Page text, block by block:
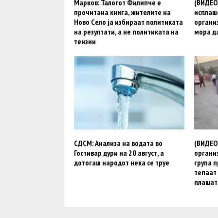
Марков: Талогот Филипче е
прочитана книга, жителите на
Ново Село ја избираат политиката
на резултати, а не политиката на
тензии
мора
СДСМ: Анализа на водата во
Гостивар дури на 20 август, а
дотогаш народот нека се труе
група